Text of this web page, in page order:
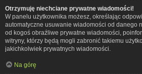
Otrzymuję niechciane prywatne wiadomości!
W panelu użytkownika możesz, określając
automatyczne usuwanie wiadomości od danego
od kogoś obraźliwe prywatne wiadomości,
witryny, którzy będą mogli zabronić takiemu
jakichkolwiek prywatnych wiadomości.
Na górę